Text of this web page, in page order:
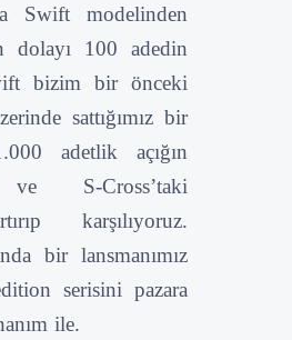
Swift modelinden
dolayı 100 adedin
bizim bir önceki
sattığımız bir
adetlik açığın
S-Cross’taki
karşılıyoruz.
bir lansmanımız
serisini pazara
ile.